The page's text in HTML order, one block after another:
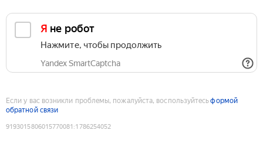
Я не робот
Нажмите, чтобы продолжить
Yandex SmartCaptcha
Если у вас возникли проблемы, пожалуйста, воспользуйтесьформой
обратной связи
9193015806015770081 :1786254052